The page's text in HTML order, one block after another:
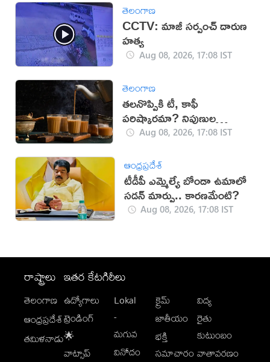
తెలంగాణ
CCTV: మాజీ సర్పంచ్ దారుణ
హత్య
Aug 08, 2026, 17:08 IST
తెలంగాణ
తలనొప్పికి టీ, కాఫీ
పరిష్కారమా? నిపుణుల
సూచనలు ఇవే!
Aug 08, 2026, 17:08 IST
ఆంధ్రప్రదేశ్
టీడీపీ ఎమ్మెల్యే బోండా ఉమాలో
సడన్‌ మార్పు.. కారణమేంటి?
Aug 08, 2026, 17:08 IST
రాష్ట్రాలు
తెలంగాణ
ఆంధ్రప్రదేశ్
తమిళనాడు
ఇతర కేటగిరీలు
ఉద్యోగాలు
ట్రెండింగ్
🌟
వాట్సాప్
Lokal
-
మగువ
వినోదం
క్రైమ్
జాతీయం
భక్తి
సమాచారం
విద్య
రైతు
కుటుంబం
వాతావరణం